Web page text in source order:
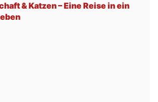
& Katzen – Eine Reise in ein